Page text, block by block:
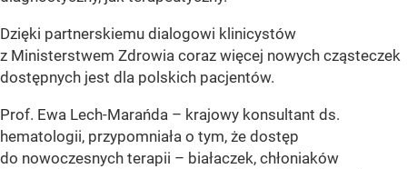
Dzięki partnerskiemu dialogowi klinicystów
z Ministerstwem Zdrowia coraz więcej nowych cząsteczek
dostępnych jest dla polskich pacjentów.
Prof. Ewa Lech-Marańda – krajowy konsultant ds.
hematologii, przypomniała o tym, że dostęp
do nowoczesnych terapii – białaczek, chłoniaków